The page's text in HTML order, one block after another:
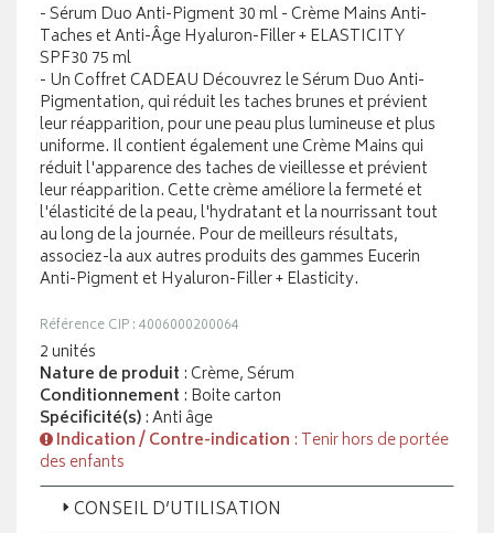
- Sérum Duo Anti-Pigment 30 ml - Crème Mains Anti-
Taches et Anti-Âge Hyaluron-Filler + ELASTICITY
SPF30 75 ml
- Un Coffret CADEAU Découvrez le Sérum Duo Anti-
Pigmentation, qui réduit les taches brunes et prévient
leur réapparition, pour une peau plus lumineuse et plus
uniforme. Il contient également une Crème Mains qui
réduit l'apparence des taches de vieillesse et prévient
leur réapparition. Cette crème améliore la fermeté et
l'élasticité de la peau, l'hydratant et la nourrissant tout
au long de la journée. Pour de meilleurs résultats,
associez-la aux autres produits des gammes Eucerin
Anti-Pigment et Hyaluron-Filler + Elasticity.
Référence CIP : 4006000200064
2 unités
Nature de produit : Crème, Sérum
Conditionnement : Boite carton
Spécificité(s): Anti âge
Indication / Contre-indication : Tenir hors de portée
des enfants
CONSEIL D’UTILISATION